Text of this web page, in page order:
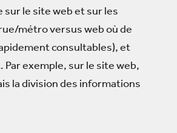
sur le site web et sur les
métro versus web où de
consultables), et
exemple, sur le site web,
la division des informations